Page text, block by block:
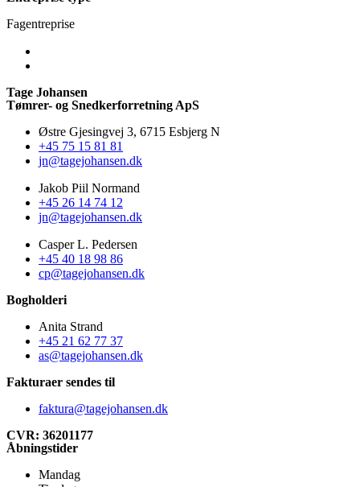
Fagentreprise
Tage Johansen
Tømrer- og Snedkerforretning ApS
Østre Gjesingvej 3, 6715 Esbjerg N
+45 75 15 81 81
jn@tagejohansen.dk
Jakob Piil Normand
+45 26 14 74 12
jn@tagejohansen.dk
Casper L. Pedersen
+45 40 18 98 86
cp@tagejohansen.dk
Bogholderi
Anita Strand
+45 21 62 77 37
as@tagejohansen.dk
Fakturaer sendes til
faktura@tagejohansen.dk
CVR: 36201177
Åbningstider
Mandag